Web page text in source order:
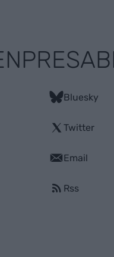
Bluesky
Twitter
Email
Rss